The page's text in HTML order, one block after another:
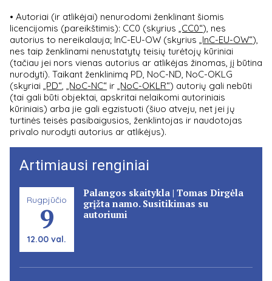
• Autoriai (ir atlikėjai) nenurodomi ženklinant šiomis
licencijomis (pareikštimis): CC0 (skyrius „CC0“), nes
autorius to nereikalauja; InC-EU-OW (skyrius „InC-EU-OW“),
nes taip ženklinami nenustatytų teisių turėtojų kūriniai
(tačiau jei nors vienas autorius ar atlikėjas žinomas, jį būtina
nurodyti). Taikant ženklinimą PD, NoC-ND, NoC-OKLG
(skyriai „PD“ „NoC-NC“ ir „NoC-OKLR“) autorių gali nebūti
(tai gali būti objektai, apskritai nelaikomi autoriniais
kūriniais) arba jie gali egzistuoti (šiuo atveju, net jei jų
turtinės teisės pasibaigusios, ženklintojas ir naudotojas
privalo nurodyti autorius ar atlikėjus).
Artimiausi renginiai
Rugpjūčio
9
12.00 val.
Palangos skaitykla | Tomas Dirgėla
grįžta namo. Susitikimas su
autoriumi